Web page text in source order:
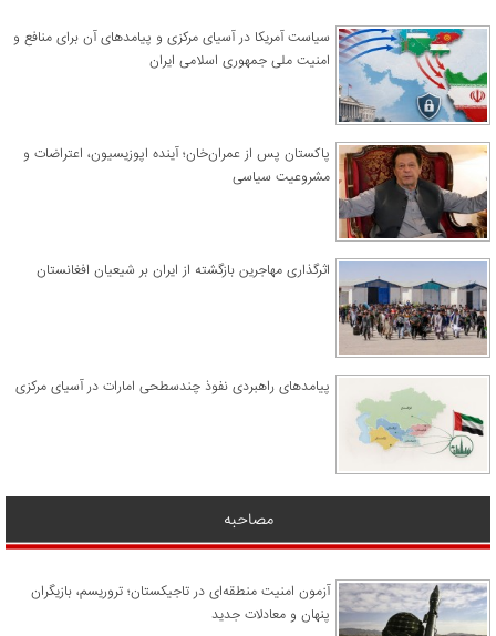
سیاست آمریکا در آسیای مرکزی و پیامدهای آن برای منافع و
امنیت ملی جمهوری اسلامی ایران
پاکستان پس از عمران‌خان؛ آینده اپوزیسیون، اعتراضات و
مشروعیت سیاسی
اثرگذاری مهاجرین بازگشته از ایران بر شیعیان افغانستان
پیامدهای راهبردی نفوذ چندسطحی امارات در آسیای مرکزی
مصاحبه
آزمون امنیت منطقه‌ای در تاجیکستان؛ تروریسم، بازیگران
پنهان و معادلات جدید